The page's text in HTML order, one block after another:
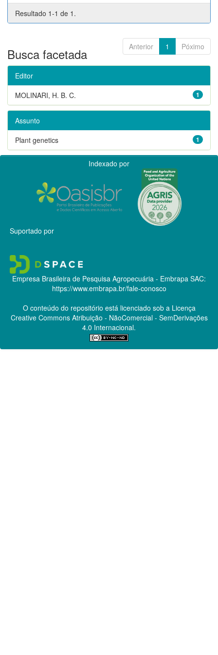
Resultado 1-1 de 1.
Anterior 1 Póximo
Busca facetada
Editor
1
MOLINARI, H. B. C.
Assunto
1
Plant genetics
Indexado por
Suportado por
Empresa Brasileira de Pesquisa Agropecuária - Embrapa SAC:
https://www.embrapa.br/fale-conosco
O conteúdo do repositório está licenciado sob a Licença
Creative CommonsAtribuição - NãoComercial - SemDerivações
4.0 Internacional.